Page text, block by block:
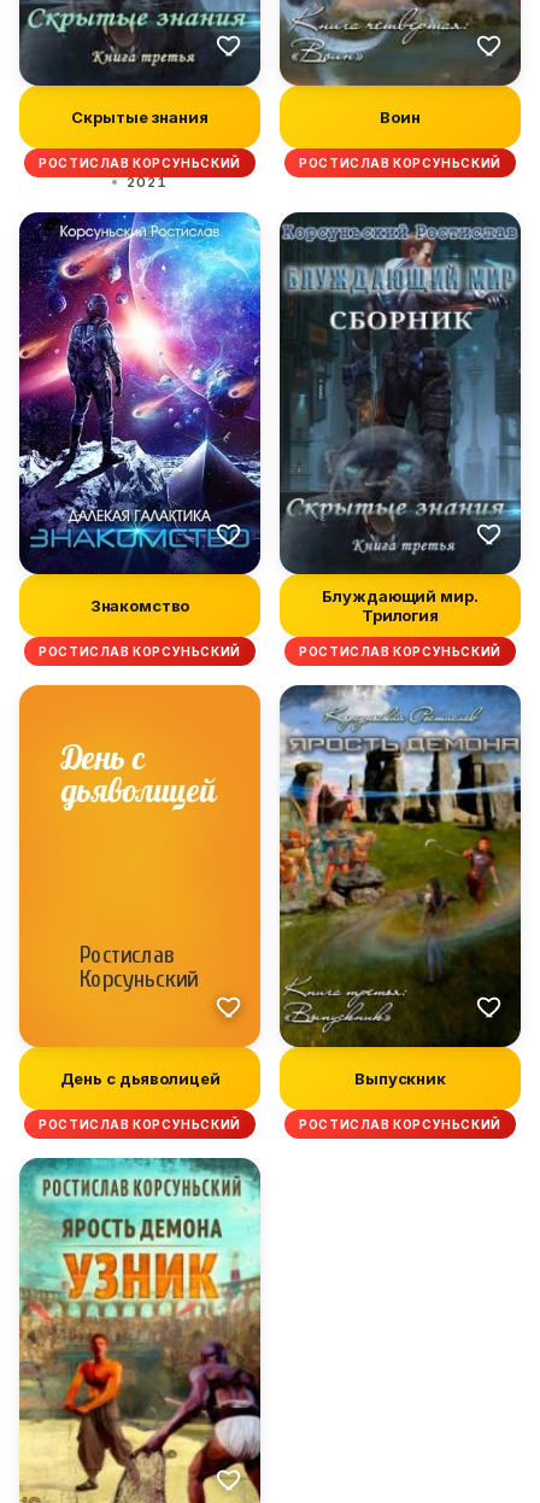
Скрытые знания
РОСТИСЛАВ КОРСУНЬСКИЙ
2021
Воин
РОСТИСЛАВ КОРСУНЬСКИЙ
Знакомство
РОСТИСЛАВ КОРСУНЬСКИЙ
Блуждающий мир.
Трилогия
РОСТИСЛАВ КОРСУНЬСКИЙ
День с дьяволицей
РОСТИСЛАВ КОРСУНЬСКИЙ
Выпускник
РОСТИСЛАВ КОРСУНЬСКИЙ